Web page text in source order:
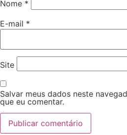
Nome *
E-mail *
Site
Salvar meus dados neste
que eu comentar.